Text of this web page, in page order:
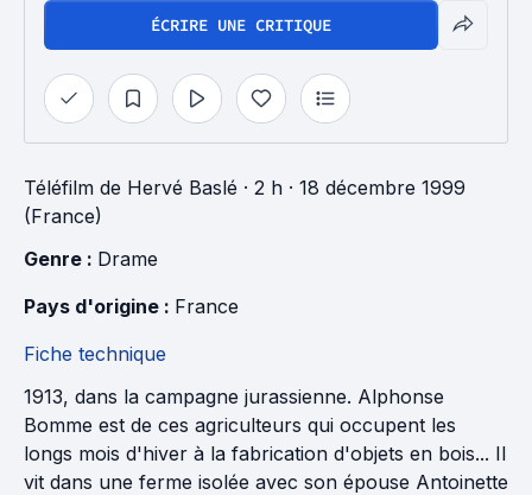
ÉCRIRE UNE CRITIQUE
Téléfilm de Hervé Baslé · 2 h · 18 décembre 1999
(France)
Genre : Drame
Pays d'origine : France
Fiche technique
1913, dans la campagne jurassienne. Alphonse
Bomme est de ces agriculteurs qui occupent les
longs mois d'hiver à la fabrication d'objets en bois... Il
vit dans une ferme isolée avec son épouse Antoinette